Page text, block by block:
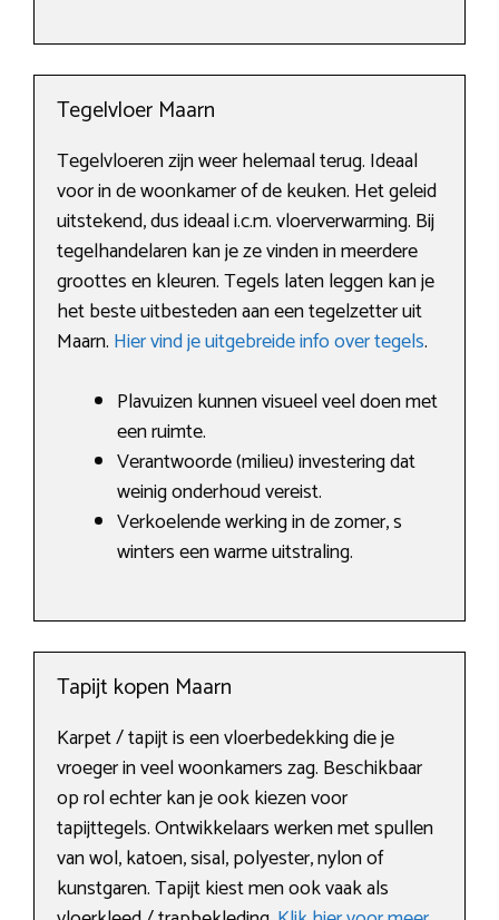
Tegelvloer Maarn
Tegelvloeren zijn weer helemaal terug. Ideaal
voor in de woonkamer of de keuken. Het geleid
uitstekend, dus ideaal i.c.m. vloerverwarming. Bij
tegelhandelaren kan je ze vinden in meerdere
groottes en kleuren. Tegels laten leggen kan je
het beste uitbesteden aan een tegelzetter uit
Maarn. Hier vind je uitgebreide info over tegels.
Plavuizen kunnen visueel veel doen met
een ruimte.
Verantwoorde (milieu) investering dat
weinig onderhoud vereist.
Verkoelende werking in de zomer, s
winters een warme uitstraling.
Tapijt kopen Maarn
Karpet / tapijt is een vloerbedekking die je
vroeger in veel woonkamers zag. Beschikbaar
op rol echter kan je ook kiezen voor
tapijttegels. Ontwikkelaars werken met spullen
van wol, katoen, sisal, polyester, nylon of
kunstgaren. Tapijt kiest men ook vaak als